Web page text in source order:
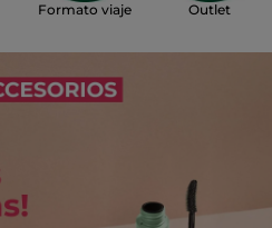
Formato viaje Outlet